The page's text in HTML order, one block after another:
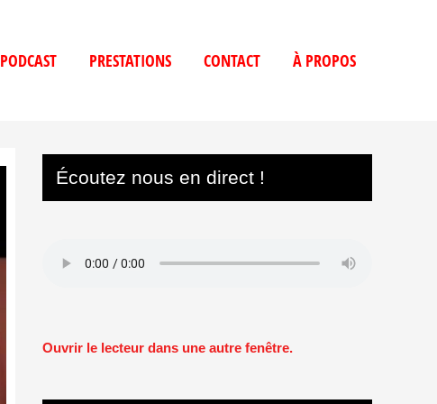
PODCAST PRESTATIONS CONTACT À PROPOS
Écoutez nous en direct !
Ouvrir le lecteur dans une autre fenêtre.